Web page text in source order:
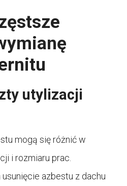
utylizacji
mogą się różnić w
i rozmiaru prac.
usunięcie azbestu z dachu